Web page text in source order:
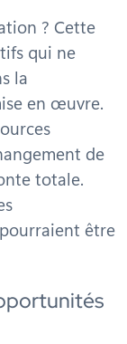
? Cette
qui ne
la
en œuvre.
de
totale.
être